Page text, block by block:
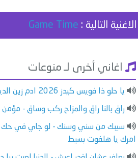
الاغنية التالية : Game Time
اغاني أخرى لـ منوعات
يا حلو ذا فويس كيدز 2026 ادم زين الدين
راق بالنا راق والمزاج ركب وساق - مؤمن
سيبك من سني وسنك - لو جاي في
امرك يا هلفوت بسيط